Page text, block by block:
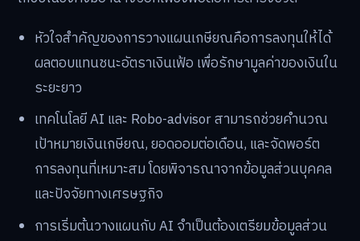
หัวใจสำคัญของการวางแผนเกษียณคือการลงทุนให้ได้
ผลตอบแทนชนะอัตราเงินเฟ้อ เพื่อรักษามูลค่าของเงินใน
ระยะยาว
เทคโนโลยี AI และ Robo-advisor สามารถช่วยคำนวณ
เป้าหมายเงินเกษียณ, ยอดออมต่อเดือน, และจัดพอร์ต
การลงทุนที่เหมาะสม โดยพิจารณาจากข้อมูลส่วนบุคคล
และปัจจัยทางเศรษฐกิจ
การเริ่มต้นวางแผนกับ AI จำเป็นต้องเตรียมข้อมูลส่วน